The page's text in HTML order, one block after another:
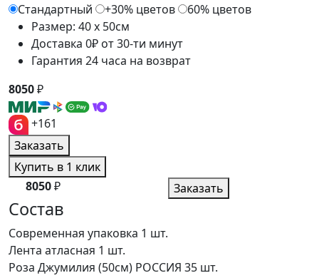
Стандартный
+30% цветов
60% цветов
Размер: 40 x 50см
Доставка 0₽ от 30-ти минут
Гарантия 24 часа на возврат
8050₽
+161
Заказать
Купить в 1 клик
8050₽ Заказать
Состав
Современная упаковка 1 шт.
Лента атласная 1 шт.
Роза Джумилия (50см) РОССИЯ 35 шт.